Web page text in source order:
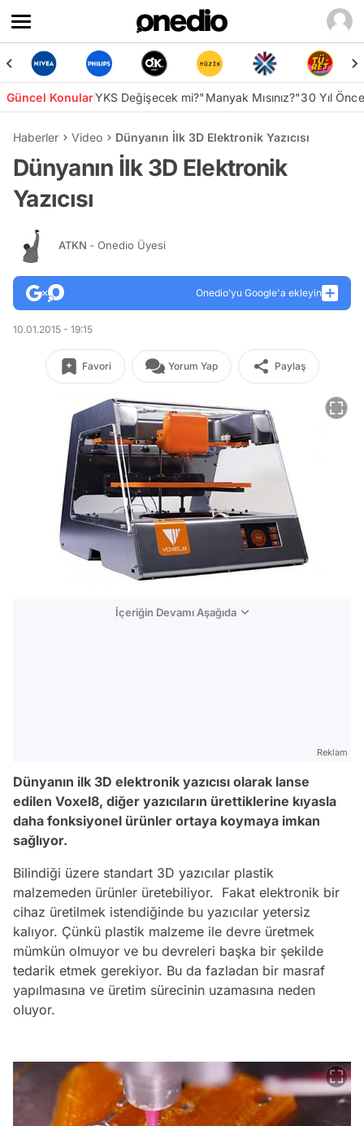
Güncel KonularYKS Değişecek mi?"Manyak Mısınız?"30 Yıl
Haberler Video Dünyanın İlk 3D Elektronik Yazıcısı
Dünyanın İlk 3D Elektronik
Yazıcısı
ATKN - Onedio Üyesi
Onedio’yu Google'a ekleyin
10.01.2015 - 19:15
Favori Yorum Yap Paylaş
İçeriğin Devamı Aşağıda
Reklam
Dünyanın ilk 3D elektronik yazıcısı olarak lanse
edilen Voxel8, diğer yazıcıların ürettiklerine kıyasla
daha fonksiyonel ürünler ortaya koymaya imkan
sağlıyor.
Bilindiği üzere standart 3D yazıcılar plastik
malzemeden ürünler üretebiliyor. Fakat elektronik bir
cihaz üretilmek istendiğinde bu yazıcılar yetersiz
kalıyor. Çünkü plastik malzeme ile devre üretmek
mümkün olmuyor ve bu devreleri başka bir şekilde
tedarik etmek gerekiyor. Bu da fazladan bir masraf
yapılmasına ve üretim sürecinin uzamasına neden
oluyor.